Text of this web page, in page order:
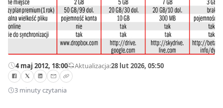
4 maj 2012, 18:00—Aktualizacja:28 lut 2026, 05:50
3 minuty czytania